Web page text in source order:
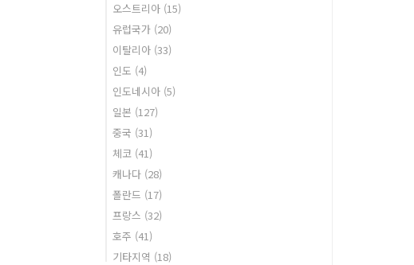
오스트리아 (15)
유럽국가 (20)
이탈리아 (33)
인도 (4)
인도네시아 (5)
일본 (127)
중국 (31)
체코 (41)
캐나다 (28)
폴란드 (17)
프랑스 (32)
호주 (41)
기타지역 (18)